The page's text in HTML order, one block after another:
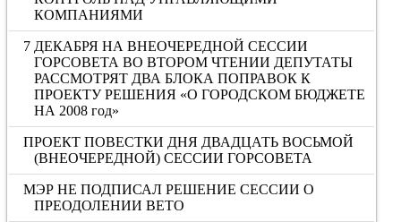
КОМПАНИЯМИ
7 ДЕКАБРЯ НА ВНЕОЧЕРЕДНОЙ СЕССИИ
ГОРСОВЕТА ВО ВТОРОМ ЧТЕНИИ ДЕПУТАТЫ
РАССМОТРЯТ ДВА БЛОКА ПОПРАВОК К
ПРОЕКТУ РЕШЕНИЯ «О ГОРОДСКОМ БЮДЖЕТЕ
НА 2008 год»
ПРОЕКТ ПОВЕСТКИ ДНЯ ДВАДЦАТЬ ВОСЬМОЙ
(ВНЕОЧЕРЕДНОЙ) СЕССИИ ГОРСОВЕТА
МЭР НЕ ПОДПИСАЛ РЕШЕНИЕ СЕССИИ О
ПРЕОДОЛЕНИИ ВЕТО